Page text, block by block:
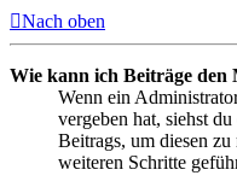
Nach oben
Wie kann ich Beiträge den
Wenn ein
vergeben hat, siehst
Beitrags, um diesen
weiteren Schritte